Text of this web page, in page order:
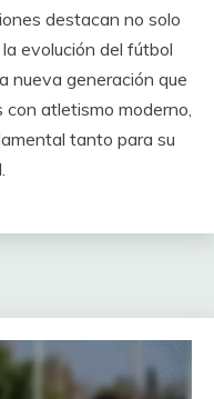
destacan no solo
evolución del fútbol
nueva generación que
atletismo moderno,
tanto para su